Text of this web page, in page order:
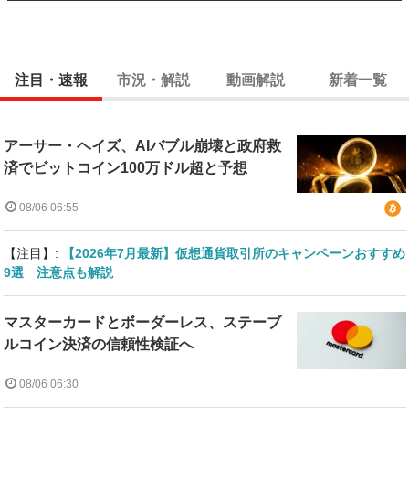
注目・速報 市況・解説 動画解説 新着一覧
アーサー・ヘイズ、AIバブル崩壊と政府救
済でビットコイン100万ドル超と予想
08/06 06:55
【注目】:
【2026年7月最新】仮想通貨取引所のキャンペーンおすすめ
9選 注意点も解説
マスターカードとボーダーレス、ステーブ
ルコイン決済の信頼性検証へ
08/06 06:30